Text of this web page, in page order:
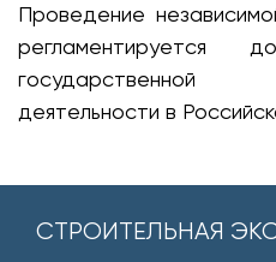
Проведение
государственной
деятельности в
СТРОИТЕЛЬНАЯ